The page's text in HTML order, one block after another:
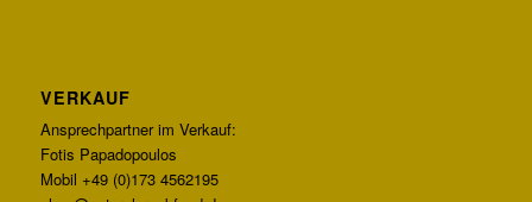
VERKAUF
Ansprechpartner im Verkauf:
Fotis Papadopoulos
Mobil +49 (0)173 4562195